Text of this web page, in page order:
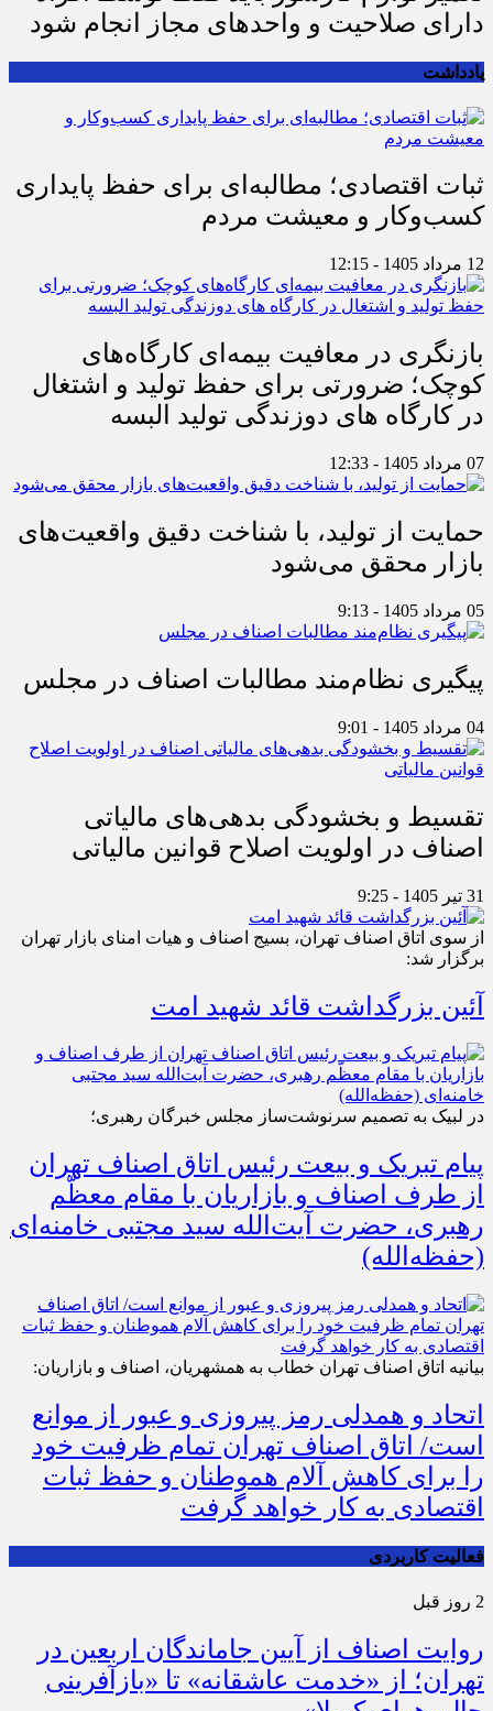
دارای صلاحیت و واحدهای مجاز انجام شود
یادداشت
ثبات اقتصادی؛ مطالبه‌ای برای حفظ پایداری
کسب‌وکار و معیشت مردم
12 مرداد 1405 - 12:15
بازنگری در معافیت بیمه‌ای کارگاه‌های
کوچک؛ ضرورتی برای حفظ تولید و اشتغال
در کارگاه های دوزندگی تولید البسه
07 مرداد 1405 - 12:33
حمایت از تولید، با شناخت دقیق واقعیت‌های
بازار محقق می‌شود
05 مرداد 1405 - 9:13
پیگیری نظام‌مند مطالبات اصناف در مجلس
04 مرداد 1405 - 9:01
تقسیط و بخشودگی بدهی‌های مالیاتی
اصناف در اولویت اصلاح قوانین مالیاتی
31 تیر 1405 - 9:25
از سوی اتاق اصناف تهران، بسیج اصناف و هیات امنای بازار تهران
برگزار شد:
آئین بزرگداشت قائد شهید امت
در لبیک به تصمیم سرنوشت‌ساز مجلس خبرگان رهبری؛
پیام تبریک و بیعت رئیس اتاق اصناف تهران
از طرف اصناف و بازاریان با مقام معظّم
رهبری، حضرت آیت‌الله سید مجتبی خامنه‌ای
(حفظه‌الله)
بیانیه اتاق اصناف تهران خطاب به همشهریان، اصناف و بازاریان:
اتحاد و همدلی رمز پیروزی و عبور از موانع
است/ اتاق اصناف تهران تمام ظرفیت خود
را برای کاهش آلام هموطنان و حفظ ثبات
اقتصادی به کار خواهد گرفت
فعالیت کاربردی
2 روز قبل
روایت اصناف از آیین جاماندگان اربعین در
تهران؛ از «خدمت عاشقانه» تا «بازآفرینی